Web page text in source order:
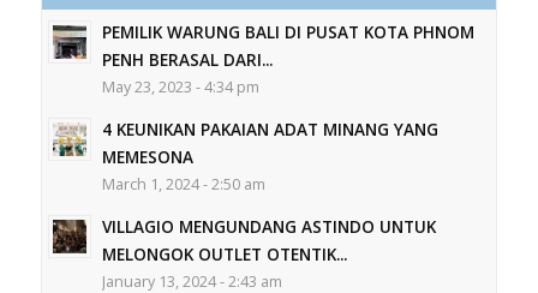
PEMILIK WARUNG BALI DI PUSAT KOTA PHNOM
PENH BERASAL DARI...
May 23, 2023 - 4:34 pm
4 KEUNIKAN PAKAIAN ADAT MINANG YANG
MEMESONA
March 1, 2024 - 2:50 am
VILLAGIO MENGUNDANG ASTINDO UNTUK
MELONGOK OUTLET OTENTIK...
January 13, 2024 - 2:43 am